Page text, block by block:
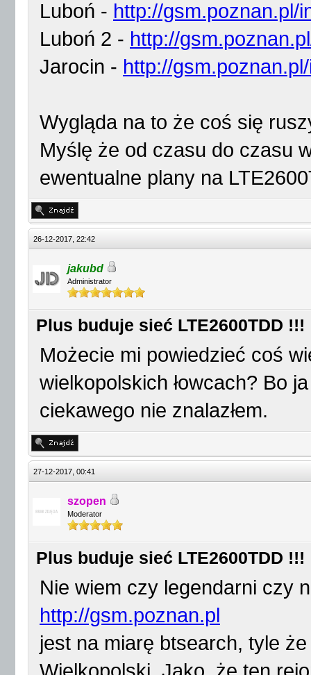
Luboń - http://gsm.poznan.pl/
Luboń 2 - http://
Jarocin - http://
Wygląda na to że coś się
Myślę że od czasu do czasu
ewentualne plany na
26-12-2017, 22:42
jakubd
Administrator
Plus buduje sieć LTE2600TDD !!!
Możecie mi powiedzieć coś
wielkopolskich łowcach? Bo
ciekawego nie znalazłem.
27-12-2017, 00:41
szopen
Moderator
Plus buduje sieć LTE2600TDD !!!
Nie wiem czy legendarni czy
http://gsm.poznan.pl
jest na miarę btsearch, tyle